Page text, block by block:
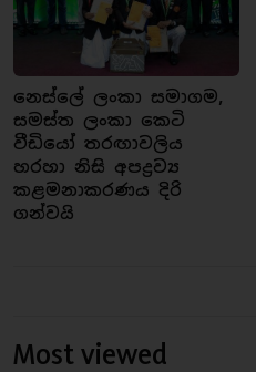
නෙස්ලේ ලංකා සමාගම,
සමස්ත ලංකා කෙටි
වීඩියෝ තරඟාවලිය
හරහා නිසි අපද්‍රව්‍ය
කළමනාකරණය දිරි
ගන්වයි
Most viewed